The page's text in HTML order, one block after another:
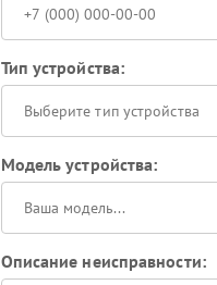
Тип устройства:
Выберите тип устройства
Модель устройства:
Описание неисправности: